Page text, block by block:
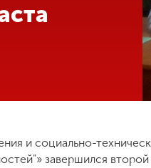
и социально-
завершился